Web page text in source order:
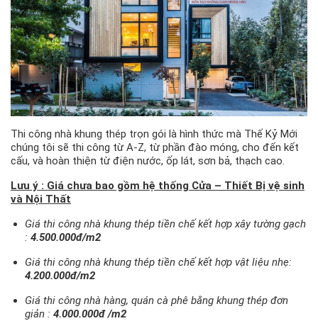
Thi công nhà khung thép trọn gói là hình thức mà Thế Kỷ Mới
chúng tôi sẽ thi công từ A-Z, từ phần đào móng, cho đến kết
cấu, và hoàn thiện từ điện nước, ốp lát, sơn bả, thạch cao.
Lưu ý : Giá chưa bao gồm hệ thống Cửa – Thiết Bị vệ sinh
và Nội Thất
Giá thi công nhà khung thép tiền chế kết hợp xây tường gạch
: 4.500.000đ/m2
Giá thi công nhà khung thép tiền chế kết hợp vật liệu nhẹ:
4.200.000đ/m2
Giá thi công nhà hàng, quán cà phê bằng khung thép đơn
giản : 4.000.000đ /m2